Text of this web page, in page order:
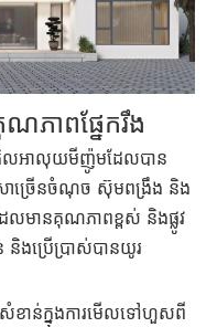
ណភាពផ្នែករឹង
កិលអាលុយមីញ៉ូមដែលបាន
សោច្រើនចំណុច ស៊ុមពង្រឹង និង
ែលមានគុណភាពខ្ពស់ និងផ្លូវ
ងប្រើប្រាស់បានយូរ
សំខាន់ក្នុងការមើលទៅហួសពី